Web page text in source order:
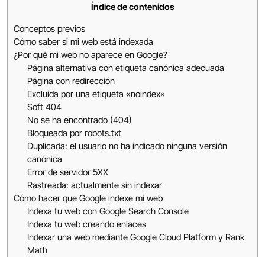
Índice de contenidos
Conceptos previos
Cómo saber si mi web está indexada
¿Por qué mi web no aparece en Google?
Página alternativa con etiqueta canónica adecuada
Página con redirección
Excluida por una etiqueta «noindex»
Soft 404
No se ha encontrado (404)
Bloqueada por robots.txt
Duplicada: el usuario no ha indicado ninguna versión
canónica
Error de servidor 5XX
Rastreada: actualmente sin indexar
Cómo hacer que Google indexe mi web
Indexa tu web con Google Search Console
Indexa tu web creando enlaces
Indexar una web mediante Google Cloud Platform y Rank
Math